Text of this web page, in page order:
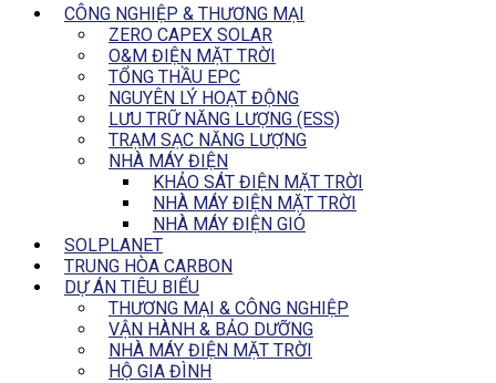
CÔNG NGHIỆP & THƯƠNG MẠI
ZERO CAPEX SOLAR
O&M ĐIỆN MẶT TRỜI
TỔNG THẦU EPC
NGUYÊN LÝ HOẠT ĐỘNG
LƯU TRỮ NĂNG LƯỢNG (ESS)
TRẠM SẠC NĂNG LƯỢNG
NHÀ MÁY ĐIỆN
KHẢO SÁT ĐIỆN MẶT TRỜI
NHÀ MÁY ĐIỆN MẶT TRỜI
NHÀ MÁY ĐIỆN GIÓ
SOLPLANET
TRUNG HÒA CARBON
DỰ ÁN TIÊU BIỂU
THƯƠNG MẠI & CÔNG NGHIỆP
VẬN HÀNH & BẢO DƯỠNG
NHÀ MÁY ĐIỆN MẶT TRỜI
HỘ GIA ĐÌNH